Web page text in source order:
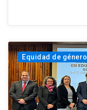
Equidad de género